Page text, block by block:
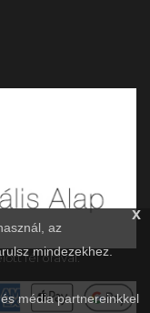
x
az
mindezekhez.
média partnereinkkel
fél órával.